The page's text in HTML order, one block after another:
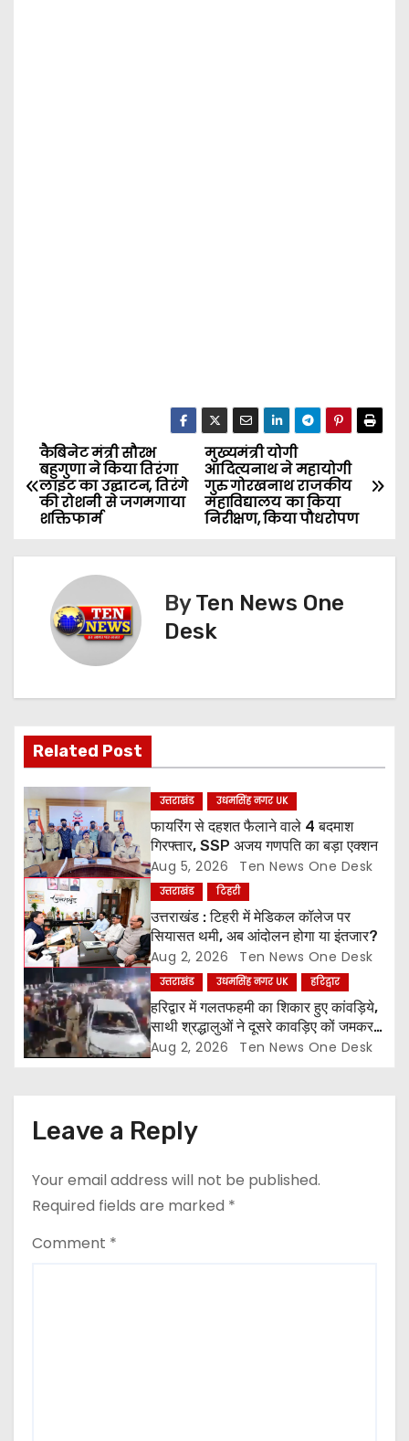
P
o
v
i
g
a
t
i
o
n
मुख्यमंत्री योगी
आदित्यनाथ ने महायोगी
गुरु गोरखनाथ राजकीय
महाविद्यालय का किया
निरीक्षण, किया पौधरोपण
कैबिनेट मंत्री सौरभ
बहुगुणा ने किया तिरंगा
लाइट का उद्घाटन, तिरंगे
की रोशनी से जगमगाया
शक्तिफार्म
ByTen News One
Desk
Related Post
उत्तराखंड उधमसिंह नगर UK
फायरिंग से दहशत फैलाने वाले 4 बदमाश
गिरफ्तार, SSP अजय गणपति का बड़ा एक्शन
Aug 5, 2026 Ten News One Desk
उत्तराखंड टिहरी
उत्तराखंड : टिहरी में मेडिकल कॉलेज पर
सियासत थमी, अब आंदोलन होगा या इंतजार?
Aug 2, 2026 Ten News One Desk
उत्तराखंड उधमसिंह नगर UK हरिद्वार
हरिद्वार में गलतफहमी का शिकार हुए कांवड़िये,
साथी श्रद्धालुओं ने दूसरे कावड़िए कों जमकर
पीटा और कार तोड़ी
Aug 2, 2026 Ten News One Desk
Leave a Reply
Your email address will not be published.
Required fields are marked *
Comment *